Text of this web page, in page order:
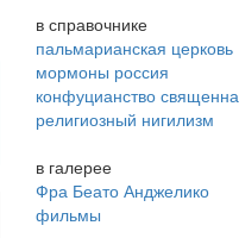
в справочнике
пальмарианская церковь
мормоны россия
конфуцианство
религиозный нигилизм
в галерее
Фра Беато Анджелико
фильмы